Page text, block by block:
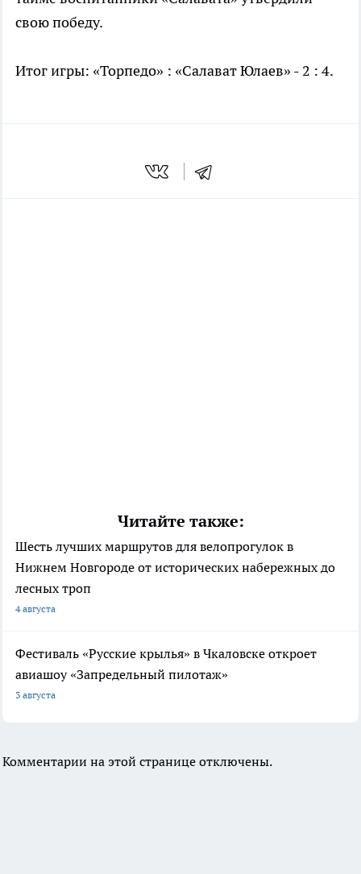
свою победу.
Итог игры: «Торпедо» : «Салават Юлаев» - 2 : 4.
Читайте также:
Шесть лучших маршрутов для велопрогулок в
Нижнем Новгороде от исторических набережных до
лесных троп
4 августа
Фестиваль «Русские крылья» в Чкаловске откроет
авиашоу «Запредельный пилотаж»
3 августа
Комментарии на этой странице отключены.